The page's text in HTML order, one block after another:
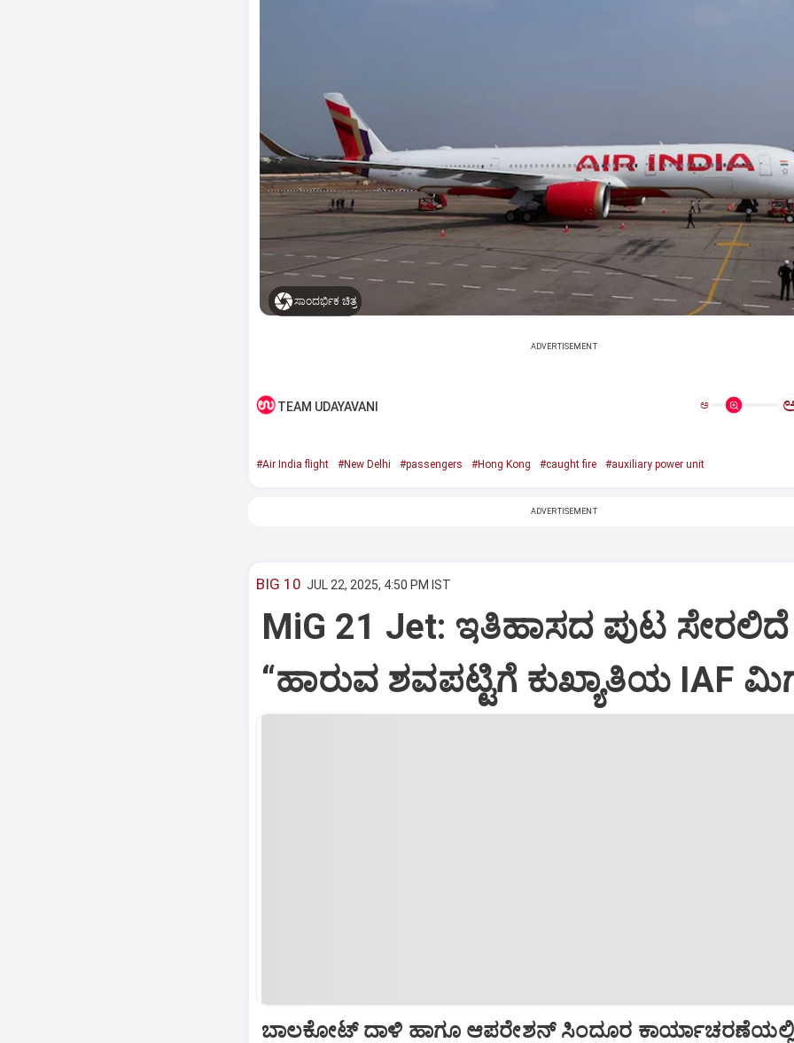
ಸಾಂದರ್ಭಿಕ ಚಿತ್ರ
ADVERTISEMENT
TEAM UDAYAVANI ಅ
#Air India flight #New Delhi #passengers #Hong Kong #caught fire #auxiliary power unit
ADVERTISEMENT
BIG 10 JUL 22, 2025, 4:50 PM IST
MiG 21 Jet: ಇತಿಹಾಸದ ಪುಟ ಸೇರಲಿದೆ
“ಹಾರುವ ಶವಪಟ್ಟಿಗೆ ಕುಖ್ಯಾತಿಯ IAF
ಬಾಲಕೋಟ್‌ ದಾಳಿ ಹಾಗೂ ಆಪರೇಶನ್‌ ಸಿಂದೂರ ಕಾರ್ಯಾಚರಣೆಯಲ್ಲಿ